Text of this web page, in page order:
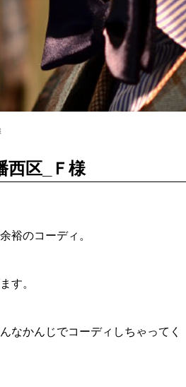
区_Ｆ様
裕のコーディ。
す。
なかんじでコーディしちゃってく